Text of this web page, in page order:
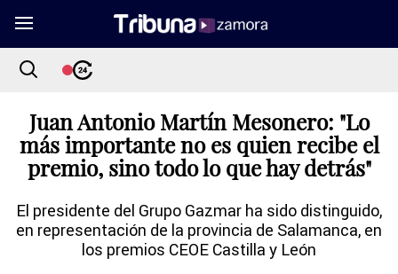
Juan Antonio Martín Mesonero: "Lo
más importante no es quien recibe el
premio, sino todo lo que hay detrás"
El presidente del Grupo Gazmar ha sido distinguido,
en representación de la provincia de Salamanca, en
los premios CEOE Castilla y León